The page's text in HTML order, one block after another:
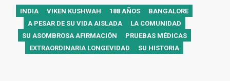
INDIA VIKEN KUSHWAH 188 AÑOS
BANGALORE
A PESAR DE SU VIDA AISLADA
LA COMUNIDAD
SU ASOMBROSA AFIRMACIÓN
PRUEBAS MÉDICAS
EXTRAORDINARIA LONGEVIDAD
SU HISTORIA